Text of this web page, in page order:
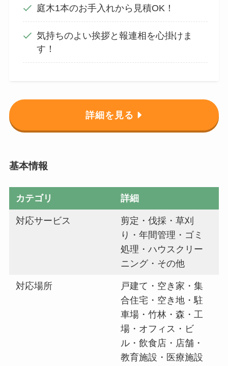
庭木1本のお手入れから見積OK！
気持ちのよい挨拶と報連相を心掛けま
す！
詳細を見る
基本情報
カテゴリ 詳細
対応サービス
剪定・伐採・草刈
り・年間管理・ゴミ
処理・ハウスクリー
ニング・その他
対応場所
戸建て・空き家・集
合住宅・空き地・駐
車場・竹林・森・工
場・オフィス・ビ
ル・飲食店・店舗・
教育施設・医療施設